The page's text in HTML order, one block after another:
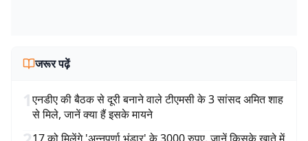
जरूर पढ़ें
1एनडीए की बैठक से दूरी बनाने वाले टीएमसी के 3 सांसद अमित शाह
से मिले, जानें क्या हैं इसके मायने